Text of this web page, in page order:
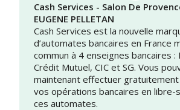
Cash Services - Salon De
EUGENE PELLETAN
Cash Services est la nouvelle
d’automates bancaires en France
commun à 4 enseignes bancaires :
Crédit Mutuel, CIC et SG. Vous
maintenant effectuer
vos opérations bancaires en libre-
ces automates.